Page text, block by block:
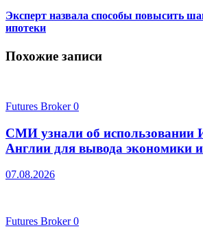
Эксперт назвала способы повысить
ипотеки
Похожие записи
Futures Broker0
СМИ узнали об
Англии для вывода экономики
07.08.2026
Futures Broker0